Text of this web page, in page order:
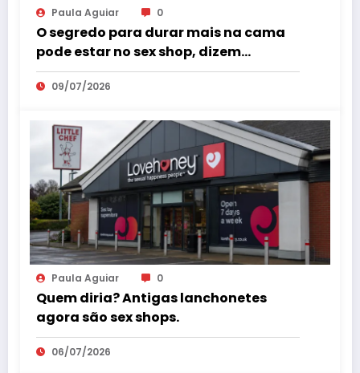
Paula Aguiar 0
O segredo para durar mais na cama
pode estar no sex shop, dizem
especialistas em saúde sexual
09/07/2026
Paula Aguiar 0
Quem diria? Antigas lanchonetes
agora são sex shops.
06/07/2026